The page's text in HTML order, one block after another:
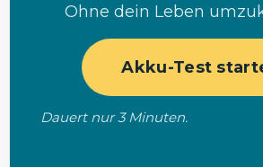
Ohne dein Leben
Akku-Test
Dauert nur 3 Minuten.